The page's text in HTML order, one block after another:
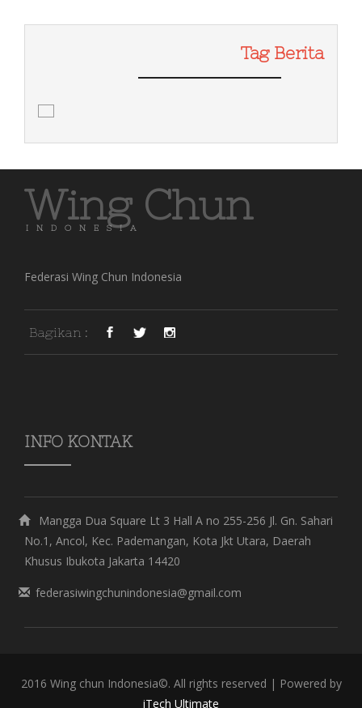
Tag Berita
Wing Chun
INDONESIA
Federasi Wing Chun Indonesia
Bagikan :
INFO KONTAK
Mangga Dua Square Lt 3 Hall A no 255-256 Jl. Gn. Sahari
No.1, Ancol, Kec. Pademangan, Kota Jkt Utara, Daerah
Khusus Ibukota Jakarta 14420
federasiwingchunindonesia@gmail.com
2016 Wing chun Indonesia©. All rights reserved | Powered by
iTech Ultimate